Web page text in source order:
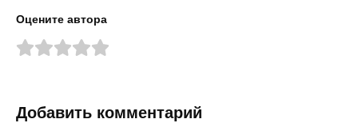
Оцените автора
Добавить комментарий